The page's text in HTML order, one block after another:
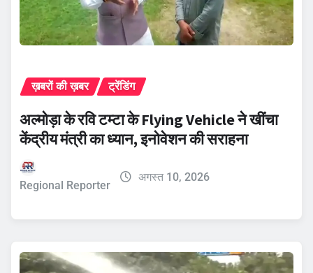
ख़बरों की ख़बर ट्रेंडिंग
अल्मोड़ा के रवि टम्टा के Flying Vehicle ने खींचा
केंद्रीय मंत्री का ध्यान, इनोवेशन की सराहना
Regional Reporter
अगस्त 10, 2026